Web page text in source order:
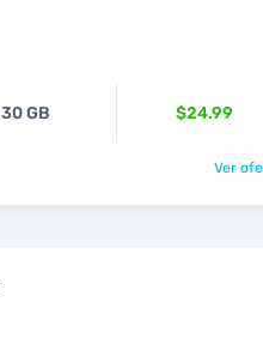
30 GB $24.99
Ver